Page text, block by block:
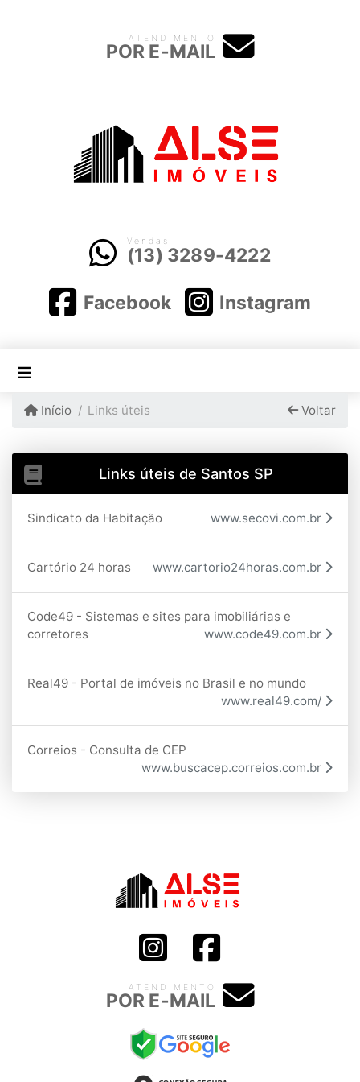
ATENDIMENTO
POR E-MAIL
Vendas
(13) 3289-4222
Facebook Instagram
Início Links úteis Voltar
Links úteis de Santos SP
Sindicato da Habitação www.secovi.com.br
Cartório 24 horas www.cartorio24horas.com.br
Code49 - Sistemas e sites para imobiliárias e
corretores
www.code49.com.br
Real49 - Portal de imóveis no Brasil e no mundo
www.real49.com/
Correios - Consulta de CEP
www.buscacep.correios.com.br
ATENDIMENTO
POR E-MAIL